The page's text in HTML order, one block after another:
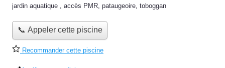
jardin aquatique , accès PMR, pataugeoire, toboggan
📞 Appeler cette piscine
Recommander cette piscine